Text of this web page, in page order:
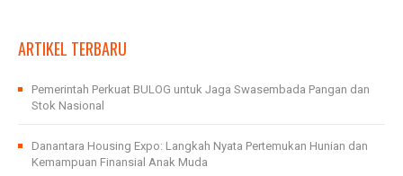
ARTIKEL TERBARU
Pemerintah Perkuat BULOG untuk Jaga Swasembada Pangan dan
Stok Nasional
Danantara Housing Expo: Langkah Nyata Pertemukan Hunian dan
Kemampuan Finansial Anak Muda